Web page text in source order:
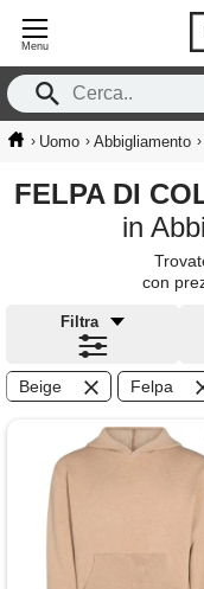
Menu
› Uomo › Abbigliamento ›
FELPA DI
in
con
Filtra
Beige Felpa